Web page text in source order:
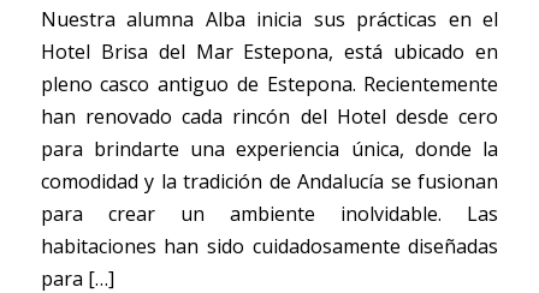
Nuestra alumna Alba inicia sus prácticas en el
Hotel Brisa del Mar Estepona, está ubicado en
pleno casco antiguo de Estepona. Recientemente
han renovado cada rincón del Hotel desde cero
para brindarte una experiencia única, donde la
comodidad y la tradición de Andalucía se fusionan
para crear un ambiente inolvidable. Las
habitaciones han sido cuidadosamente diseñadas
para […]